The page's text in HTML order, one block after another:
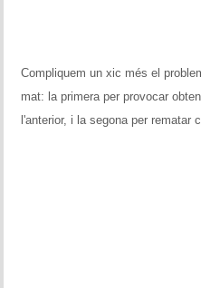
Compliquem un xic més el
mat: la primera per provocar
l'anterior, i la segona per rematar